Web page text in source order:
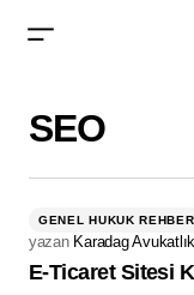
SEO
GENEL HUKUK
yazan Karadag
E-Ticaret Sitesi